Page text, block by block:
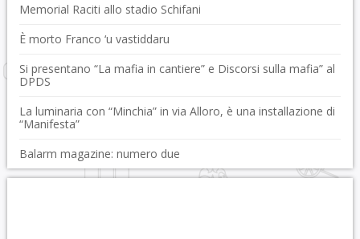
Memorial Raciti allo stadio Schifani
È morto Franco ‘u vastiddaru
Si presentano “La mafia in cantiere” e Discorsi sulla mafia” al
DPDS
La luminaria con “Minchia” in via Alloro, è una installazione di
“Manifesta”
Balarm magazine: numero due